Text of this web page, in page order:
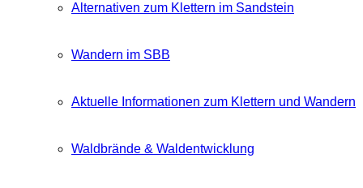
Alternativen zum Klettern im Sandstein
Wandern im SBB
Aktuelle Informationen zum Klettern und Wandern
Waldbrände & Waldentwicklung